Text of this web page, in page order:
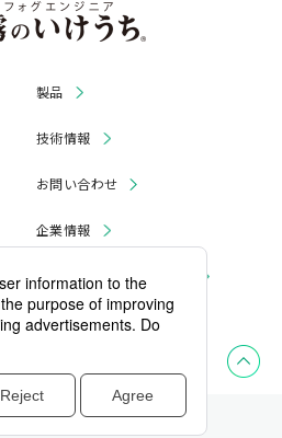
製品
技術情報
お問い合わせ
企業情報
リコール・無償修理 情報
プライバシーポリシー
サイトマップ